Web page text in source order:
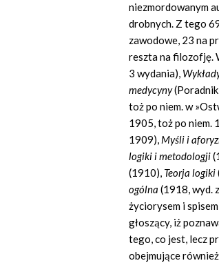
niezmordowanym
drobnych. Z tego
zawodowe, 23 na
reszta na filozofję.
3 wydania),
medycyny
toż po niem. w
1905, toż po niem.
1909), Myśli i
logiki i metodologji
(1910), Teorja logiki
ogólna (1918, wyd.
życiorysem i
głoszący, iż
tego, co jest, lecz
obejmujące